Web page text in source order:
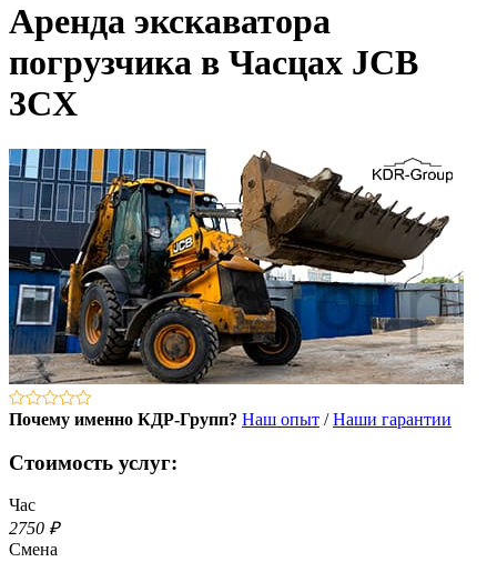
Аренда экскаватора
погрузчика в Часцах JCB
3CX
Почему именно КДР-Групп? Наш опыт /Наши гарантии
Стоимость услуг:
Час
2750 ₽
Смена